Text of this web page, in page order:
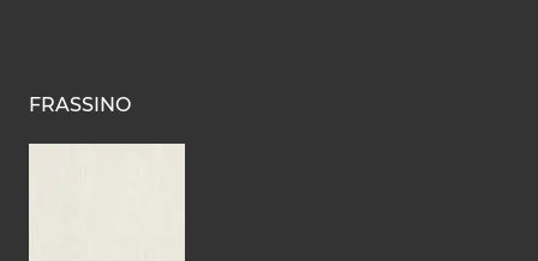
FRASSINO